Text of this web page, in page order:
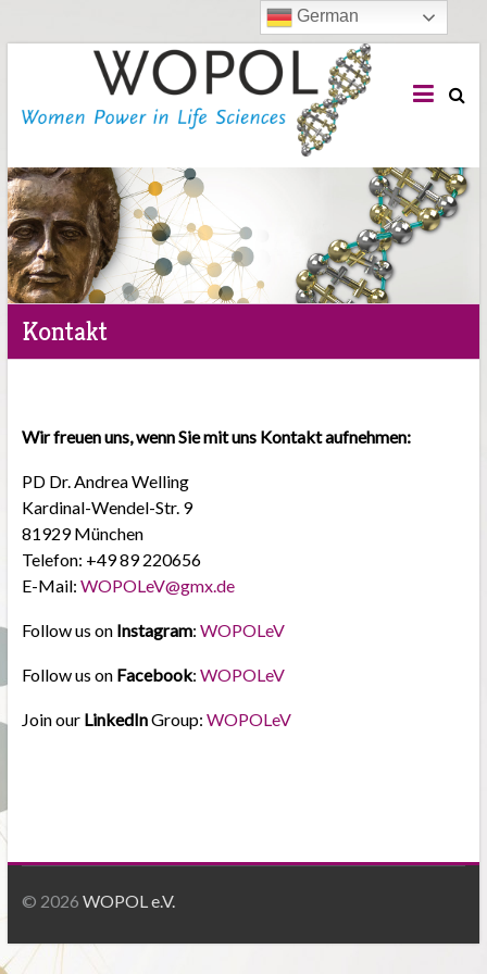
WOPOL
e.V.
Power
in
Life
Sciences
Kontakt
Wir freuen uns, wenn Sie mit uns Kontakt aufnehmen:
PD Dr. Andrea Welling
Kardinal-Wendel-Str. 9
81929 München
Telefon: +49 89 220656
E-Mail: WOPOLeV@gmx.de
Follow us on Instagram: WOPOLeV
Follow us on Facebook: WOPOLeV
Join our LinkedInGroup: WOPOLeV
© 2026 WOPOL e.V.
German